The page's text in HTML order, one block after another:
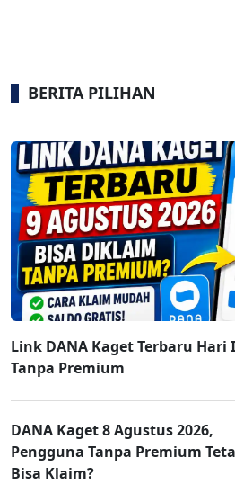
BERITA PILIHAN
Link DANA Kaget Terbaru
Tanpa Premium
DANA Kaget 8 Agustus 2026,
Pengguna Tanpa Premium
Bisa Klaim?